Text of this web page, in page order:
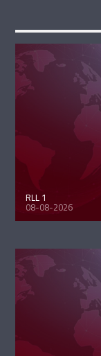
RLL 1
08-08-2026